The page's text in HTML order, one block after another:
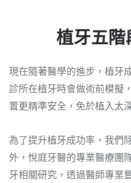
植牙五
現在隨著醫學的進步，植牙
診所在植牙時會做術前模擬
置更精準安全，免於植入太
為了提升植牙成功率，我們
外，悅庭牙醫的專業醫療團
牙相關研究，透過醫師專業